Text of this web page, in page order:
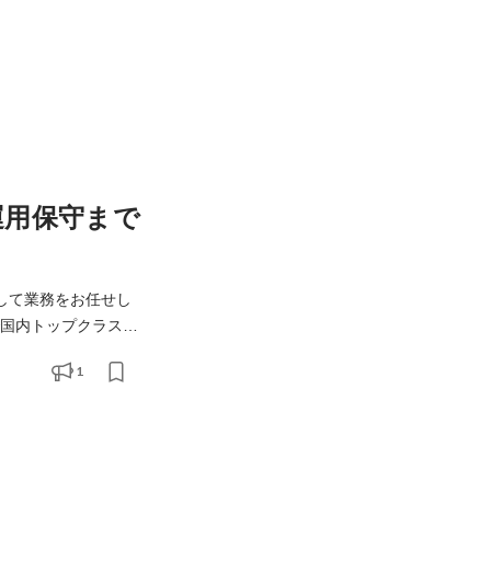
保守まで
て業務をお任せし
発生しています。 そのため、開発体制を強化し、サービ
1